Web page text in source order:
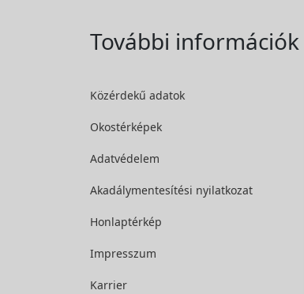
További információk
Közérdekű adatok
Okostérképek
Adatvédelem
Akadálymentesítési nyilatkozat
Honlaptérkép
Impresszum
Karrier